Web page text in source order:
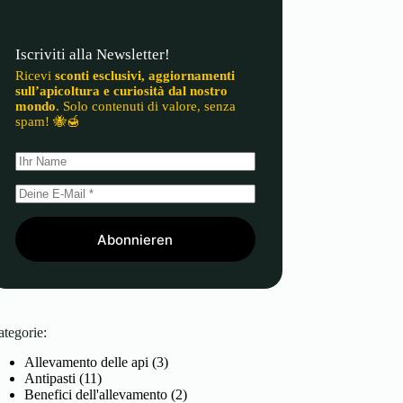
Iscriviti alla Newsletter!
Ricevisconti esclusivi, aggiornamenti
sull’apicoltura e curiosità dal nostro
mondo. Solo contenuti di valore, senza
spam! 🐝🍯
Abonnieren
Allevamento delle api (3)
Antipasti (11)
Benefici dell'allevamento (2)